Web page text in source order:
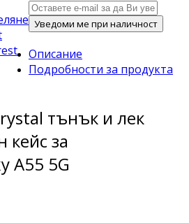
Уведоми ме при наличност
Описание
Подробности за продукта
тънък и лек
кейс за
A55 5G